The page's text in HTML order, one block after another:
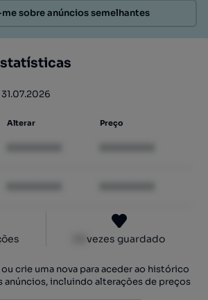
sobre anúncios semelhantes
Alterar Preço
vezes guardado
crie uma nova para aceder ao histórico
incluindo alterações de preços